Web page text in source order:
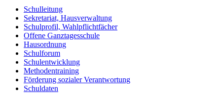
Schulleitung
Sekretariat, Hausverwaltung
Schulprofil, Wahlpflichtfächer
Offene Ganztagesschule
Hausordnung
Schulforum
Schulentwicklung
Methodentraining
Förderung sozialer Verantwortung
Schuldaten